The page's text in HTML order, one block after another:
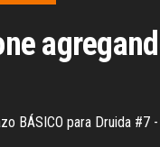
BÁSICO para Druida #7